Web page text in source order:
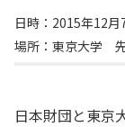
日時：2015年12月
場所：東京大学
日本財団と東京